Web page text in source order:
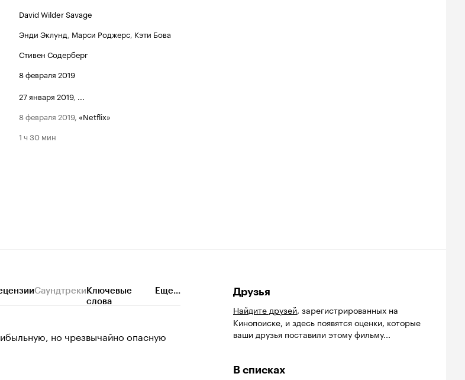
David Wilder Savage
Энди Эклунд, Марси Роджерс, Кэти Бова
Стивен Содерберг
8 февраля 2019
27 января 2019,
8 февраля 2019, «Netflix»
1 ч 30 мин
СаундтрекиКлючевые
слова
Еще...
но чрезвычайно опасную
Друзья
Найдите друзей, зарегистрированных на
Кинопоиске, и здесь появятся оценки, которые
ваши друзья поставили этому фильму...
В списках